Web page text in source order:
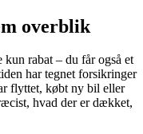
overblik
rabat – du får også et
har tegnet forsikringer
flyttet, købt ny bil eller
hvad der er dækket,